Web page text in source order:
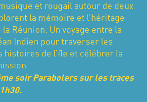
et rougail autour de deux
la mémoire et l’héritage
Réunion. Un voyage entre la
Indien pour traverser les
histoires de l’île et célébrer la
soir Parabolers sur les traces